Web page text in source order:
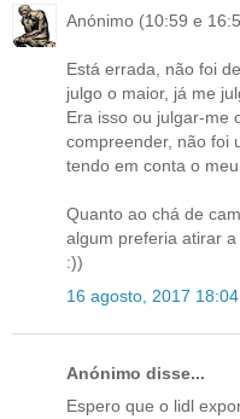
Anónimo (10:59 e
Está errada, não foi
julgo o maior, já me
Era isso ou julgar-me
compreender, não foi
tendo em conta o
Quanto ao chá de
algum preferia atirar
:))
16 agosto, 2017 18:04
Anónimo disse...
Espero que o lidl